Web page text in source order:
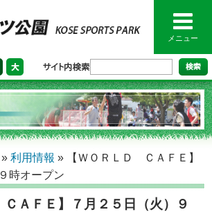
メニュー
»利用情報 »
【ＷＯＲＬＤ ＣＡＦＥ】
時オープン
ＡＦＥ】７月２５日（火）９